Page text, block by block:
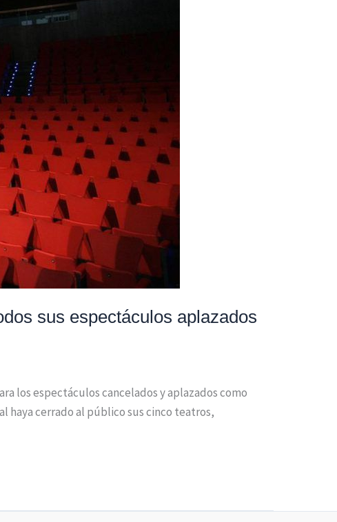
sus espectáculos aplazados
los espectáculos cancelados y aplazados como
haya cerrado al público sus cinco teatros,